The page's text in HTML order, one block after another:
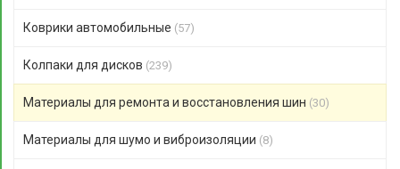
Коврики автомобильные (57)
Колпаки для дисков (239)
Материалы для ремонта и восстановления шин (30)
Материалы для шумо и виброизоляции (8)